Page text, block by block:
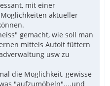
mit einer
aktueller
gemacht, wie soll man
mittels AutoIt füttern
usw zu
die Möglichkeit, gewisse
"aufzumöbeln"....und